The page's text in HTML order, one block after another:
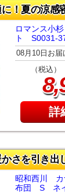
！夏の涼感
ロマンス小
ト S0031-
08月10日お届
（税込）
8,
詳
さを引き出
昭和西川 カ
布団 S ネ